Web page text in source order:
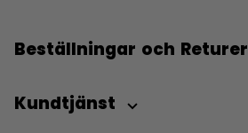
Beställningar och Returer
Kundtjänst